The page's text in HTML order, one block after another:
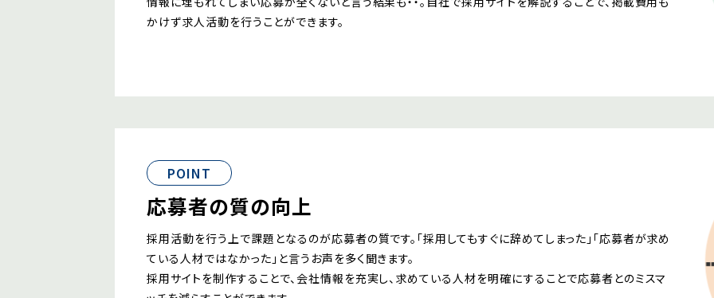
かけず求人活動を行うことができます。
POINT
応募者の質の向上
採用活動を行う上で課題となるのが応募者の質です。「採用してもすぐに辞めてしまった」「応募者が求め
ている人材ではなかった」と言うお声を多く聞きます。
採用サイトを制作することで、会社情報を充実し、求めている人材を明確にすることで応募者とのミスマ